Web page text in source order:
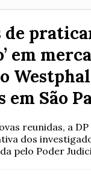
de
em
em São
reunidas, a
dos
pelo Poder